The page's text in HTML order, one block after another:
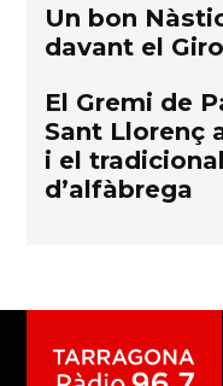
Un bon
davant el
El Gremi de
Sant Llorenç
i el
d’alfàbrega